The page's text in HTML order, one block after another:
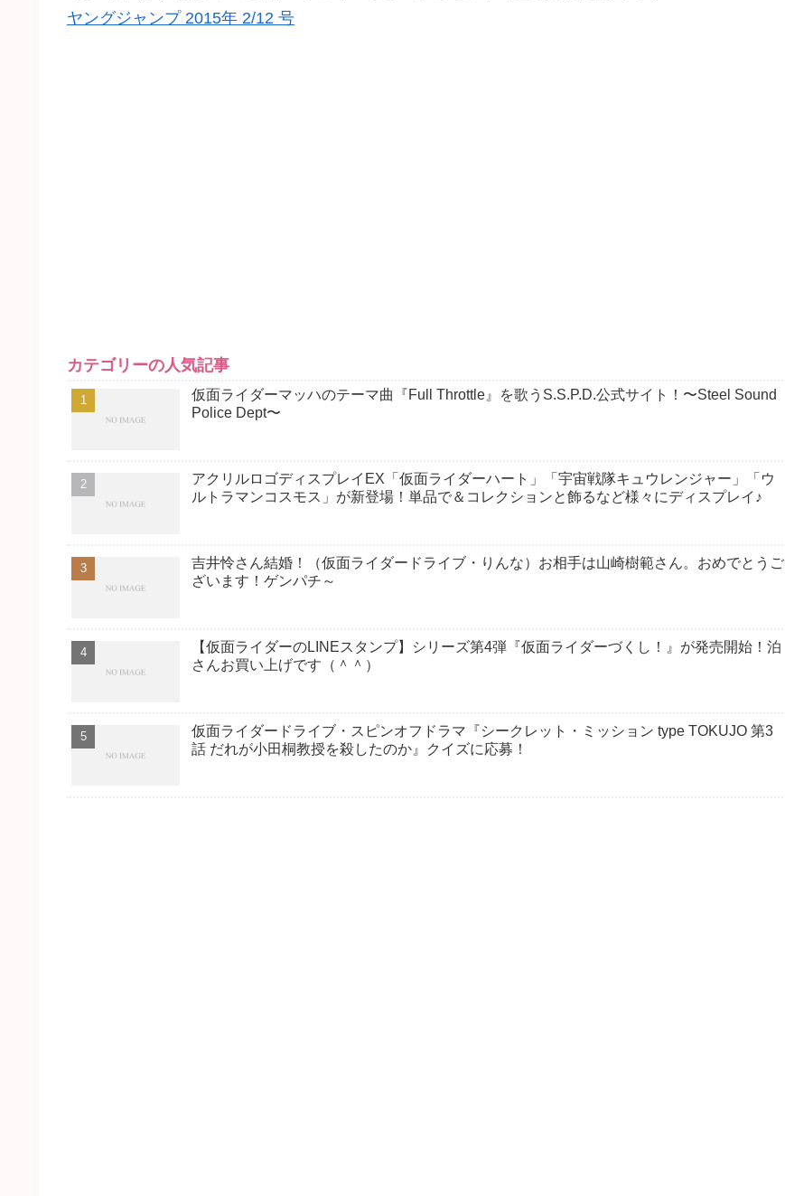
ヤングジャンプ 2015年 2/12 号
カテゴリーの人気記事
仮面ライダーマッハのテーマ曲『Full Throttle』を歌うS.S.P.D.公式サイト！〜Steel Sound
Police Dept〜
アクリルロゴディスプレイEX「仮面ライダーハート」「宇宙戦隊キュウレンジャー」「ウ
ルトラマンコスモス」が新登場！単品で＆コレクションと飾るなど様々にディスプレイ♪
吉井怜さん結婚！（仮面ライダードライブ・りんな）お相手は山崎樹範さん。おめでとうご
ざいます！ゲンパチ～
【仮面ライダーのLINEスタンプ】シリーズ第4弾『仮面ライダーづくし！』が発売開始！泊
さんお買い上げです（＾＾）
仮面ライダードライブ・スピンオフドラマ『シークレット・ミッション type TOKUJO 第3
話 だれが小田桐教授を殺したのか』クイズに応募！